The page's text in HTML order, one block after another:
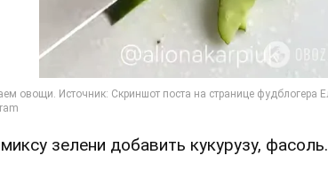
зелени добавить кукурузу, фасоль.